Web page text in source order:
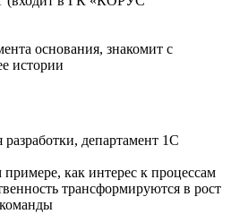
основания, знакомит с
истории
департамент 1С
как интерес к процессам
трансформируются в рост